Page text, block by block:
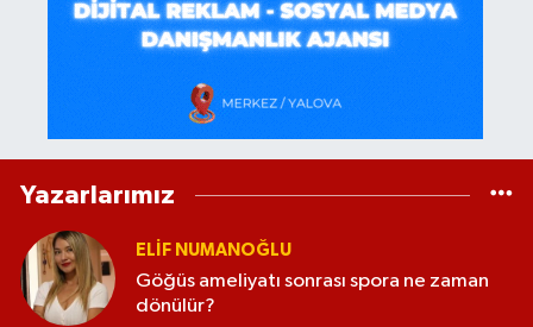
Yazarlarımız
ELİF NUMANOĞLU
Göğüs ameliyatı sonrası spora ne zaman
dönülür?